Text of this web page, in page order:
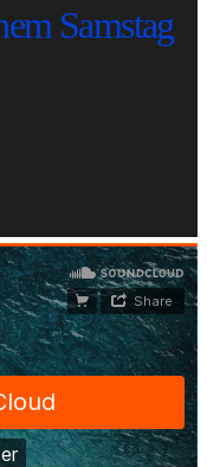
Samstag